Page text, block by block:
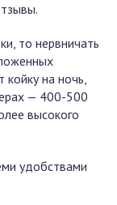
то нервничать
на ночь,
— 400-500
высокого
удобствами